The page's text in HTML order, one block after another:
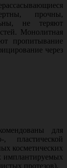
прочны,
не теряют
Монолитная
пропитывание
через
для
, пластической
косметических
имплантируемых
протезов).